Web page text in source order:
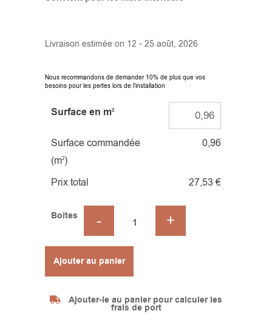
Livraison estimée on 12 - 25 août, 2026
Nous recommandons de demander 10% de plus que vos
besoins pour les pertes lors de l'installation
Surface en m2
Surface commandée
(m2)
0,96
Prix total 27,53 €
Boîtes
Ajouter au panier
Ajouter-le au panier pour calculer les
frais de port